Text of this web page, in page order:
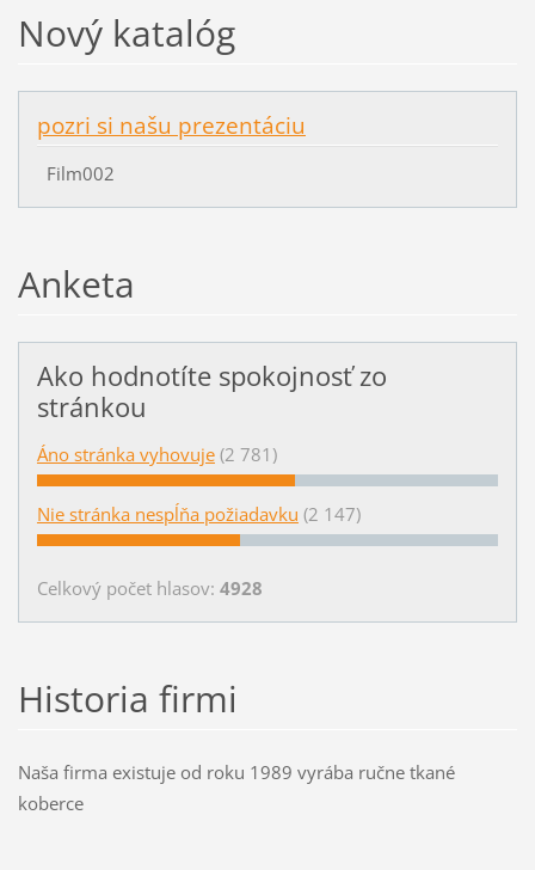
Nový katalóg
pozri si našu prezentáciu
Film002
Anketa
Ako hodnotíte spokojnosť zo
stránkou
Áno stránka vyhovuje (2 781)
Nie stránka nespĺňa požiadavku (2 147)
Celkový počet hlasov: 4928
Historia firmi
Naša firma existuje od roku 1989 vyrába ručne tkané
koberce